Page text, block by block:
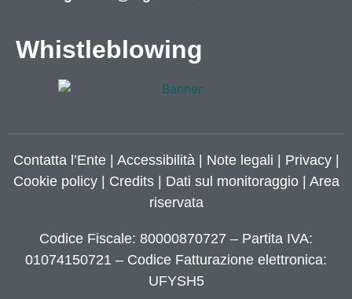
Whistleblowing
Contatta l’Ente| Accessibilità | Note legali | Privacy|
Cookie policy| Credits| Dati sul monitoraggio | Area
riservata
Codice Fiscale: 80000870727 – Partita IVA:
01074150721 – Codice Fatturazione elettronica:
UFYSH5